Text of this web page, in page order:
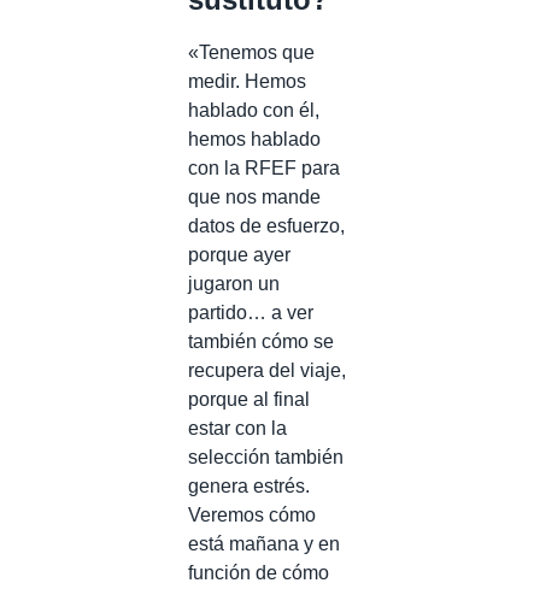
«Tenemos que
medir. Hemos
hablado con él,
hemos hablado
con la RFEF para
que nos mande
datos de esfuerzo,
porque ayer
jugaron un
partido… a ver
también cómo se
recupera del viaje,
porque al final
estar con la
selección también
genera estrés.
Veremos cómo
está mañana y en
función de cómo